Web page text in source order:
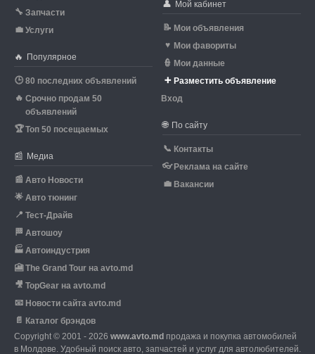
🔧 Запчасти
💼 Услуги
🔥 Популярное
🕒 80 последних объявлений
🔥 Срочно продам 50
объявлений
🏆Топ 50 посещаемых
📰 Медиа
📰 Авто Новости
🌟 Авто тюнинг
📍 Тест-Драйв
🏁 Автошоу
🏭 Автоиндустрия
🎦 The Grand Tour на avto.md
🎥 TopGear на avto.md
📧 Новости сайта avto.md
📄 Каталог брэндов
👤 Мой кабинет
📝 Мои объявления
♥ Мои фавориты
👮 Мои данные
➕ Разместить объявление
Вход
🌐 По сайту
📞 Контакты
👓 Реклама на сайте
💼 Вакансии
Copyright © 2001 - 2026 www.avto.md продажа и покупка автомобилей
в Молдове. Удобный поиск авто, запчастей и услуг для автолюбителей.